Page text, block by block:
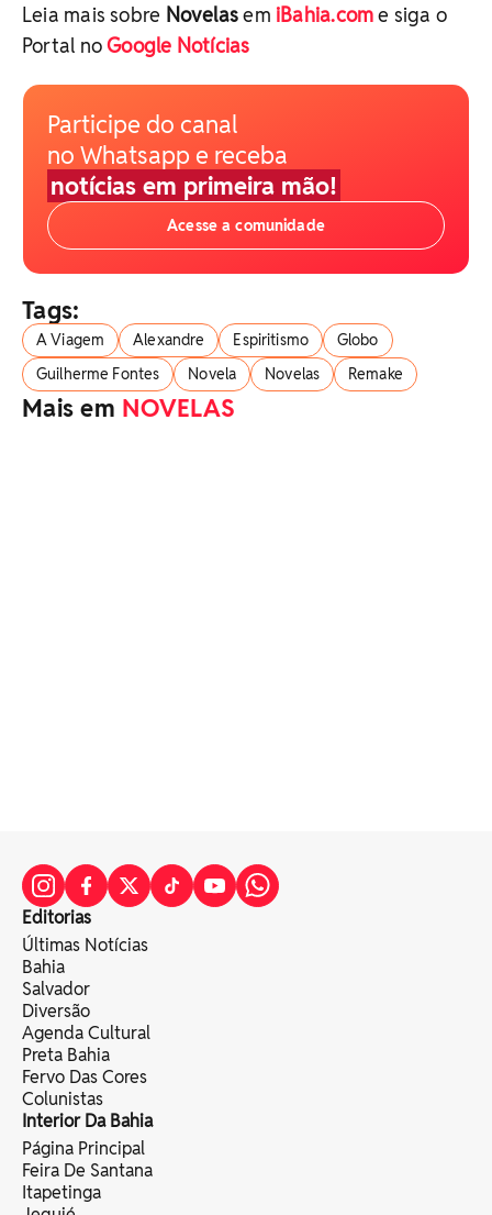
Leia mais sobre Novelasem iBahia.come siga o
Portal noGoogle Notícias
Participe do canal
no Whatsapp e receba
notícias em primeira mão!
Acesse a comunidade
Tags:
A Viagem Alexandre Espiritismo
Globo
Guilherme Fontes
Novela Novelas Remake
Mais em NOVELAS
Editorias
Últimas Notícias
Bahia
Salvador
Diversão
Agenda Cultural
Preta Bahia
Fervo Das Cores
Colunistas
Interior Da Bahia
Página Principal
Feira De Santana
Itapetinga